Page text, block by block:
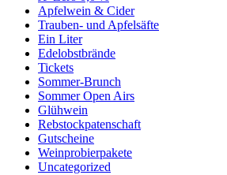
Apfelwein & Cider
Trauben- und Apfelsäfte
Ein Liter
Edelobstbrände
Tickets
Sommer-Brunch
Sommer Open Airs
Glühwein
Rebstockpatenschaft
Gutscheine
Weinprobierpakete
Uncategorized